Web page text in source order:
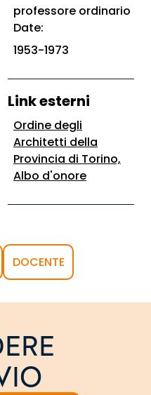
professore ordinario
Date:
1953-1973
Link esterni
Ordine degli
Architetti della
Provincia di Torino,
Albo d'onore
DOCENTE